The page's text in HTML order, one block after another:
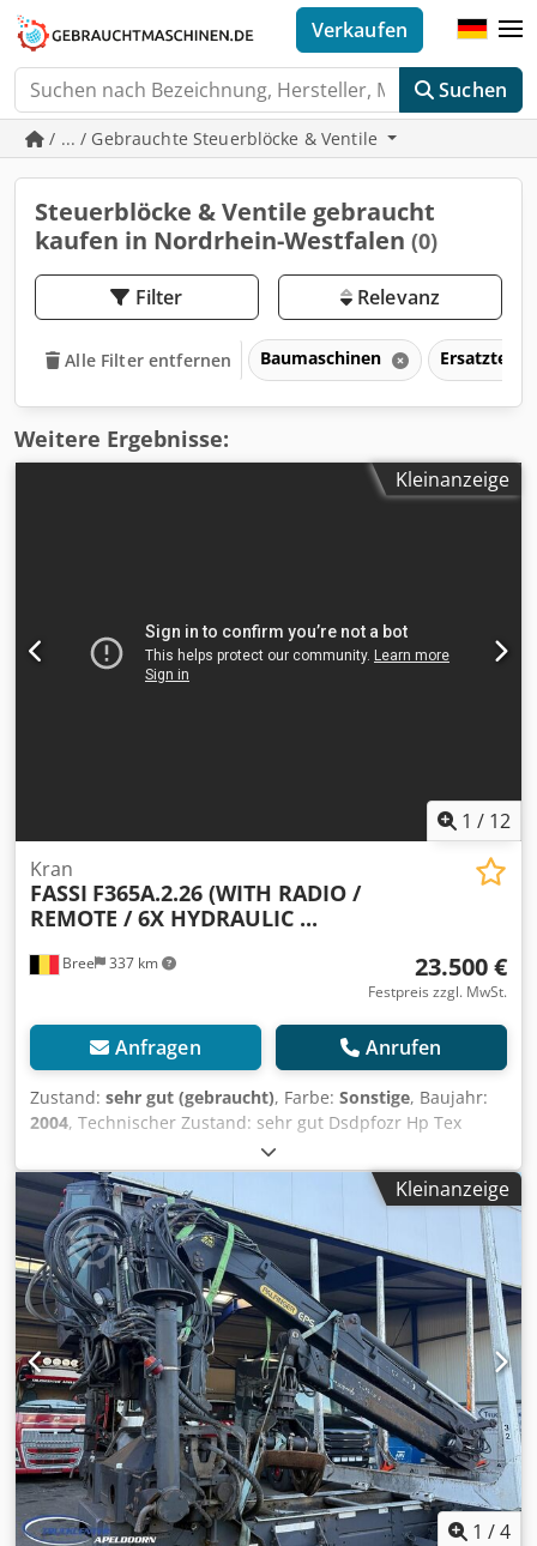
Suchen
Verkaufen
/ ... / Gebrauchte Steuerblöcke & Ventile
Steuerblöcke & Ventile gebraucht
kaufen in Nordrhein-Westfalen (0)
Filter Relevanz
Alle Filter entfernen Baumaschinen Ersatzteile
Weitere Ergebnisse:
Kleinanzeige
1 / 12
Bree 337 km
Kran
FASSI F365A.2.26 (WITH RADIO /
REMOTE / 6X HYDRAULIC ...
23.500 €
Festpreis zzgl. MwSt.
Anfragen Anrufen
Zustand: sehr gut (gebraucht), Farbe: Sonstige, Baujahr:
2004, Technischer Zustand: sehr gut Dsdpfozr Hp Tex
Anrjkr Optischer Zustand: sehr gut
Kleinanzeige
1 /4